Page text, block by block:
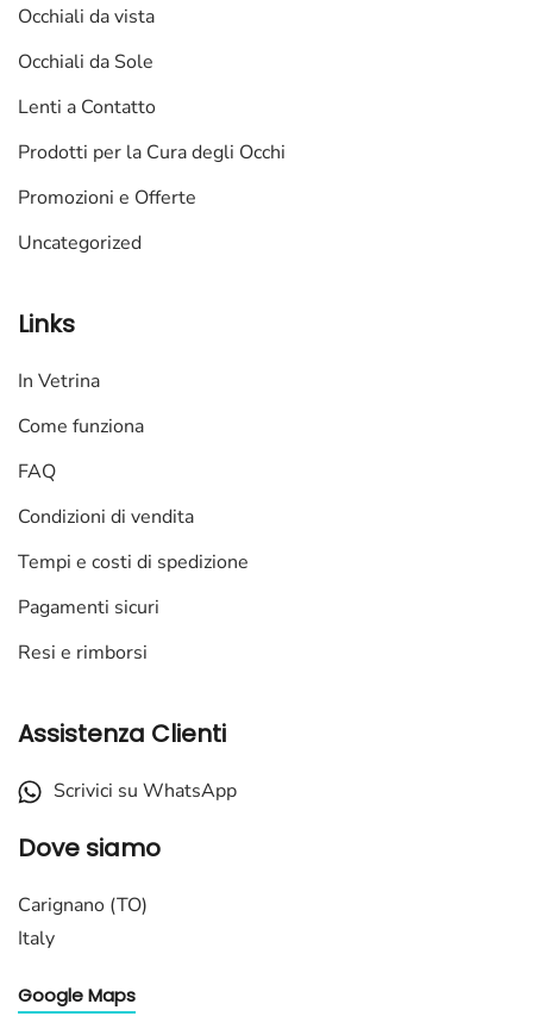
Occhiali da vista
Occhiali da Sole
Lenti a Contatto
Prodotti per la Cura degli Occhi
Promozioni e Offerte
Uncategorized
Links
In Vetrina
Come funziona
FAQ
Condizioni di vendita
Tempi e costi di spedizione
Pagamenti sicuri
Resi e rimborsi
Assistenza Clienti
Scrivici su WhatsApp
Dove siamo
Carignano (TO)
Italy
Google Maps